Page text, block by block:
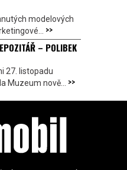
modelových
>>
– POLIBEK
27. listopadu
Muzeum nově... >>